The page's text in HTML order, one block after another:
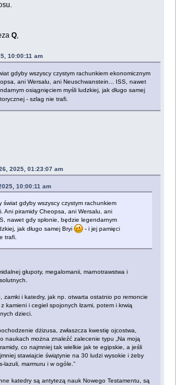
Q,
10:00:11 am
gdyby wszyscy czystym rachunkiem ekonomicznym
ani Wersalu, ani Neuschwanstein... ISS, nawet
osiągnięciem myśli ludzkiej, jak długo samej
- szlag nie trafi.
2025, 01:23:07 am
10:00:11 am
świat gdyby wszyscy czystym rachunkiem
Ani piramidy Cheopsa, ani Wersalu, ani
nawet gdy spłonie, będzie legendarnym
jak długo samej Bryi
- i jej pamięci
trafi.
głupoty, megalomanii, marnotrawstwa i
zamki i katedry, jak np. otwarta ostatnio po remoncie
kamieni i cegieł spojonych łzami, potem i krwią
dzieci.
dżizusa, zwłaszcza kwestię ojcostwa,
naukach można znaleźć zalecenie typu „Na moją
co najmniej tak wielkie jak te egipskie, a jeśli
stawiajcie świątynie na 30 ludzi wysokie i żeby
lazuli, marmuru i w ogóle.”
katedry są antytezą nauk Nowego Testamentu, są